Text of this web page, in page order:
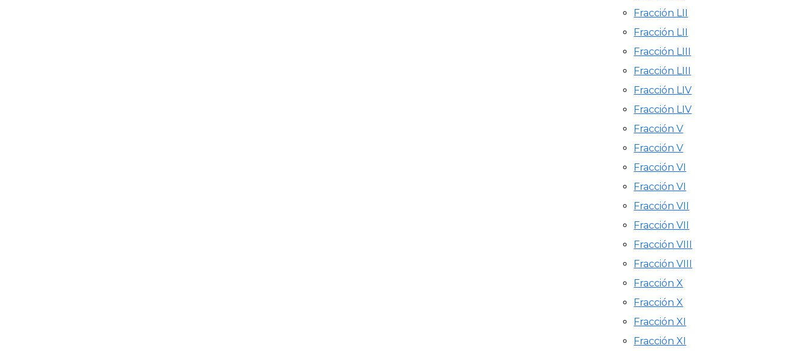
Fracción LII
Fracción LII
Fracción LIII
Fracción LIII
Fracción LIV
Fracción LIV
Fracción V
Fracción V
Fracción VI
Fracción VI
Fracción VII
Fracción VII
Fracción VIII
Fracción VIII
Fracción X
Fracción X
Fracción XI
Fracción XI